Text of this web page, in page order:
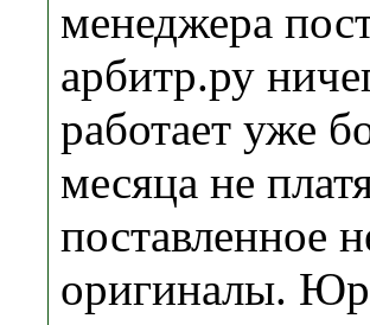
менеджера
арбитр.ру
работает уже
месяца не
поставленное
оригиналы.